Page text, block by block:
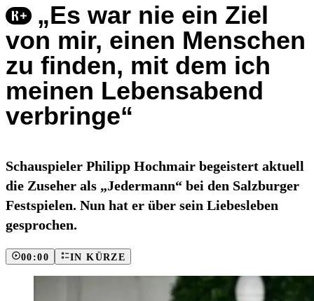
„Es war nie ein Ziel
von mir, einen Menschen
zu finden, mit dem ich
meinen Lebensabend
verbringe“
Schauspieler Philipp Hochmair begeistert aktuell
die Zuseher als „Jedermann“ bei den Salzburger
Festspielen. Nun hat er über sein Liebesleben
gesprochen.
00:00 IN KÜRZE